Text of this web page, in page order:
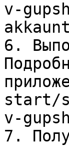
v-
6.
start/
v-
7.